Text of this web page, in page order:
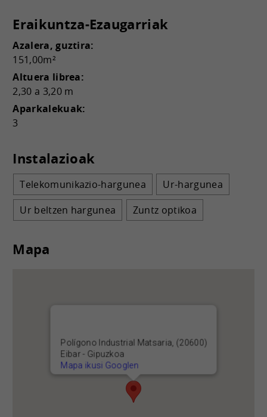
Eraikuntza-Ezaugarriak
Azalera, guztira:
151,00m²
Altuera librea:
2,30 a 3,20 m
Aparkalekuak:
3
Instalazioak
Telekomunikazio-hargunea
Ur-hargunea
Ur beltzen hargunea
Zuntz optikoa
Mapa
Polígono Industrial Matsaria, (20600)
Eibar - Gipuzkoa
Mapa ikusi Googlen